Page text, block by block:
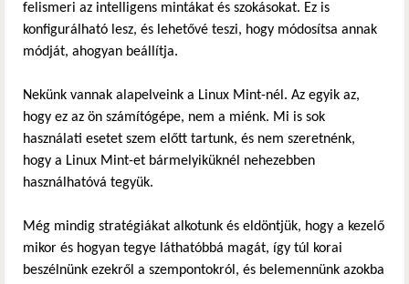
felismeri az intelligens mintákat és szokásokat. Ez is
konfigurálható lesz, és lehetővé teszi, hogy módosítsa annak
módját, ahogyan beállítja.
Nekünk vannak alapelveink a Linux Mint-nél. Az egyik az,
hogy ez az ön számítógépe, nem a miénk. Mi is sok
használati esetet szem előtt tartunk, és nem szeretnénk,
hogy a Linux Mint-et bármelyiküknél nehezebben
használhatóvá tegyük.
Még mindig stratégiákat alkotunk és eldöntjük, hogy a kezelő
mikor és hogyan tegye láthatóbbá magát, így túl korai
beszélnünk ezekről a szempontokról, és belemennünk azokba